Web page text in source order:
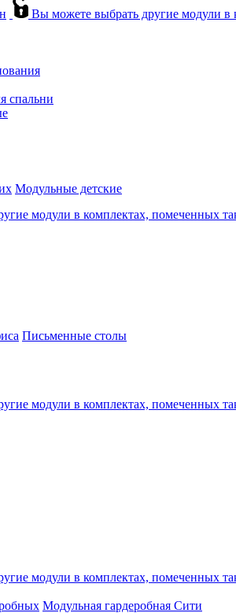
Вы можете выбрать другие модули в
спальни
Модульные детские
модули в комплектах, помеченных
Письменные столы
модули в комплектах, помеченных
модули в комплектах, помеченных
Модульная гардеробная Сити